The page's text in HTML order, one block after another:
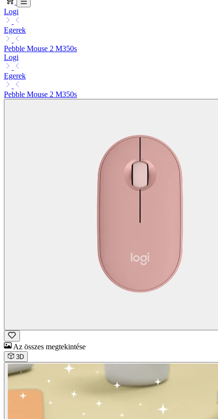
Logi
Egerek
Pebble Mouse 2 M350s
Logi
Egerek
Pebble Mouse 2 M350s
Az összes megtekintése
3D